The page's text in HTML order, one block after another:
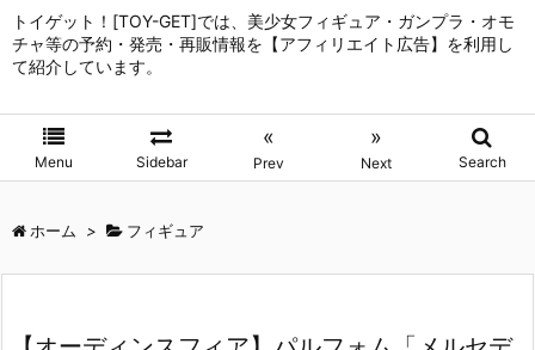
トイゲット！[TOY-GET]では、美少女フィギュア・ガンプラ・オモ
チャ等の予約・発売・再販情報を【アフィリエイト広告】を利用し
て紹介しています。
Menu Sidebar
«
Prev
»
Next Search
ホーム > フィギュア